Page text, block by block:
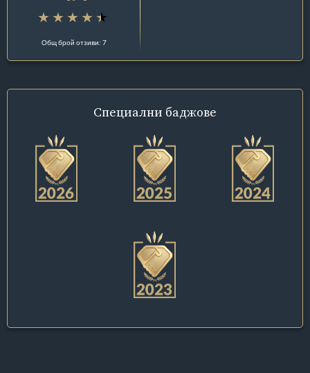
Общ брой отзиви: 7
Специални баджове